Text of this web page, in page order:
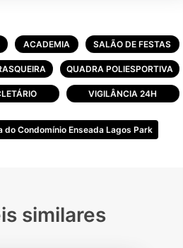
ACADEMIA SALÃO DE FESTAS
QUADRA POLIESPORTIVA
VIGILÂNCIA 24H
Condomínio Enseada Lagos Park
similares